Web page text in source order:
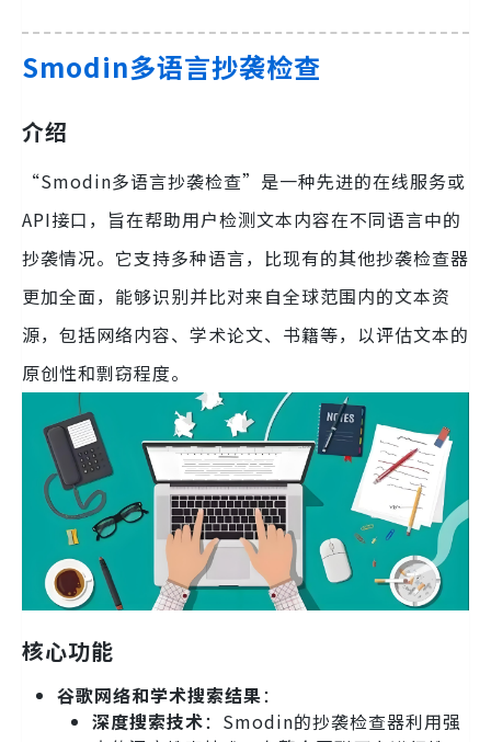
Smodin多语言抄袭检查
介绍
“Smodin多语言抄袭检查”是一种先进的在线服务或
API接口，旨在帮助用户检测文本内容在不同语言中的
抄袭情况。它支持多种语言，比现有的其他抄袭检查器
更加全面，能够识别并比对来自全球范围内的文本资
源，包括网络内容、学术论文、书籍等，以评估文本的
原创性和剽窃程度。
核心功能
谷歌网络和学术搜索结果：
深度搜索技术：Smodin的抄袭检查器利用强